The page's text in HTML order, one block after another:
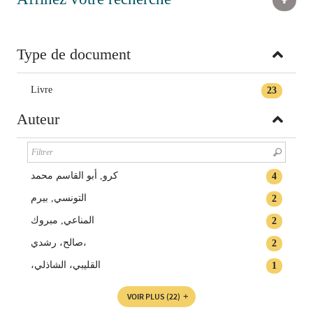
Type de document
23
Livre
Auteur
4 كرو, أبو القاسم محمد
2 التونسي, بيرم
2 المناعي‏, ‏مبروك‏
2 صالح، رشدي،
1 ،القليبي، الشاذلي
VOIR PLUS (22)